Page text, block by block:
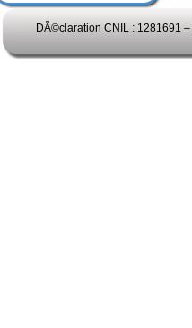
DÃ©claration CNIL : 1281691 –